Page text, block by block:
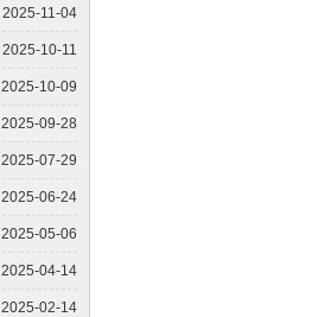
2025-11-04
2025-10-11
2025-10-09
2025-09-28
2025-07-29
2025-06-24
2025-05-06
2025-04-14
2025-02-14